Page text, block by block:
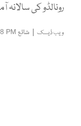
رونالڈو کی سالانہ آمدن 20 ارب،میسی 18 ارب،نیمار 12 ارب اور
ویب ڈیسک | شائع PM